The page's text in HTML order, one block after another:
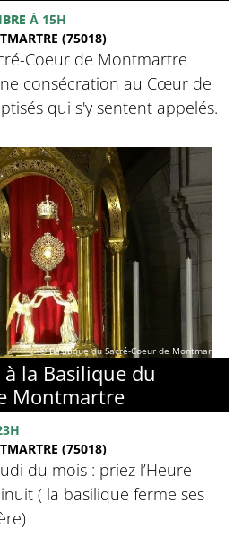
À 15H
(75018)
Coeur de Montmartre
consécration au Cœur de
qui s'y sentent appelés.
© Basilique du Sacré-Coeur de Montmartre
à la Basilique du
Montmartre
(75018)
du mois : priez l’Heure
( la basilique ferme ses